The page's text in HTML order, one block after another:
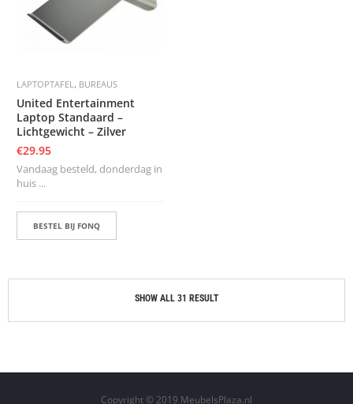
LAPTOPTAFEL, BUREAUS
United Entertainment
Laptop Standaard –
Lichtgewicht – Zilver
€29.95
Vandaag besteld, donderdag in
huis ...
BESTEL BIJ FONQ
SHOW ALL 31 RESULT
Copyright © 2019 MeubelsPlaza.nl